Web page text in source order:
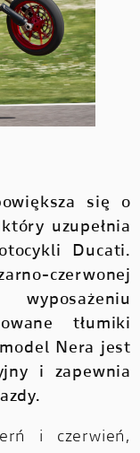
się o
uzupełnia
Ducati.
czerwonej
tłumiki
Nera jest
i zapewnia
i czerwień,